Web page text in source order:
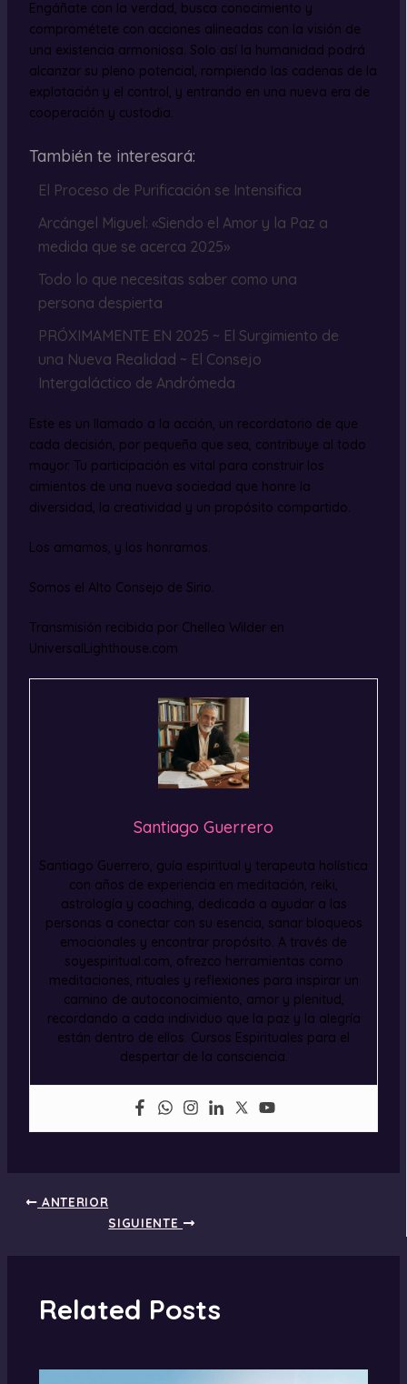
Engáñate con la verdad, busca conocimiento y
comprométete con acciones alineadas con la visión de
una existencia armoniosa. Solo así la humanidad podrá
alcanzar su pleno potencial, rompiendo las cadenas de la
explotación y el control, y entrando en una nueva era de
cooperación y custodia.
También te interesará:
El Proceso de Purificación se Intensifica
Arcángel Miguel: «Siendo el Amor y la Paz a
medida que se acerca 2025»
Todo lo que necesitas saber como una
persona despierta
PRÓXIMAMENTE EN 2025 ~ El Surgimiento de
una Nueva Realidad ~ El Consejo
Intergaláctico de Andrómeda
Este es un llamado a la acción, un recordatorio de que
cada decisión, por pequeña que sea, contribuye al todo
mayor. Tu participación es vital para construir los
cimientos de una nueva sociedad que honre la
diversidad, la creatividad y un propósito compartido.
Los amamos, y los honramos.
Somos el Alto Consejo de Sirio.
Transmisión recibida por Chellea Wilder en
UniversalLighthouse.com
Santiago Guerrero
Santiago Guerrero, guía espiritual y terapeuta holística
con años de experiencia en meditación, reiki,
astrología y coaching, dedicada a ayudar a las
personas a conectar con su esencia, sanar bloqueos
emocionales y encontrar propósito. A través de
soyespiritual.com, ofrezco herramientas como
meditaciones, rituales y reflexiones para inspirar un
camino de autoconocimiento, amor y plenitud,
recordando a cada individuo que la paz y la alegría
están dentro de ellos. Cursos Espirituales para el
despertar de la consciencia.
ANTERIOR
SIGUIENTE
Related Posts